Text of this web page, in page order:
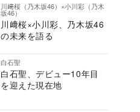
川﨑桜（乃木坂46）×小川彩（乃木
坂46）
川﨑桜×小川彩、乃木坂46
の未来を語る
白石聖
白石聖、デビュー10年目
を迎えた現在地